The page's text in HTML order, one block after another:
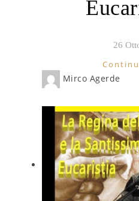
26
Mirco Agerde